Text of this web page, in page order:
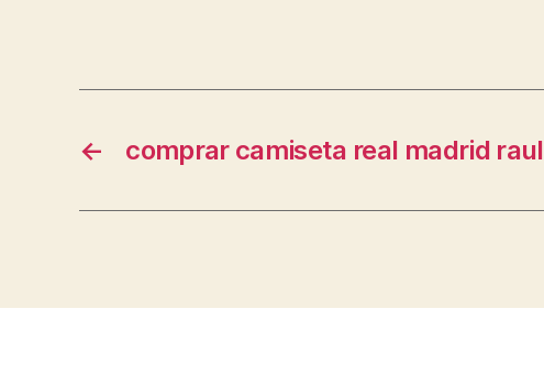
← comprar camiseta real madrid raul